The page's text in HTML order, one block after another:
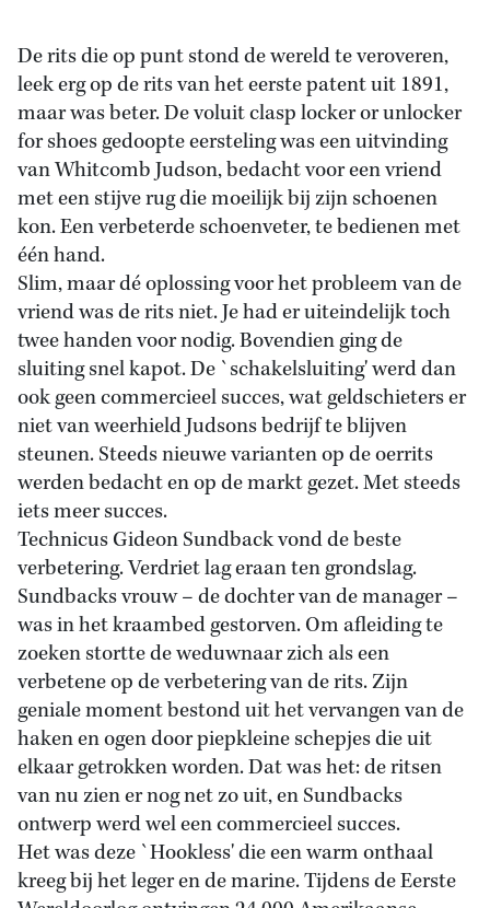
De rits die op punt stond de wereld te veroveren,
leek erg op de rits van het eerste patent uit 1891,
maar was beter. De voluit clasp locker or unlocker
for shoes gedoopte eersteling was een uitvinding
van Whitcomb Judson, bedacht voor een vriend
met een stijve rug die moeilijk bij zijn schoenen
kon. Een verbeterde schoenveter, te bedienen met
één hand.
Slim, maar dé oplossing voor het probleem van de
vriend was de rits niet. Je had er uiteindelijk toch
twee handen voor nodig. Bovendien ging de
sluiting snel kapot. De `schakelsluiting' werd dan
ook geen commercieel succes, wat geldschieters er
niet van weerhield Judsons bedrijf te blijven
steunen. Steeds nieuwe varianten op de oerrits
werden bedacht en op de markt gezet. Met steeds
iets meer succes.
Technicus Gideon Sundback vond de beste
verbetering. Verdriet lag eraan ten grondslag.
Sundbacks vrouw – de dochter van de manager –
was in het kraambed gestorven. Om afleiding te
zoeken stortte de weduwnaar zich als een
verbetene op de verbetering van de rits. Zijn
geniale moment bestond uit het vervangen van de
haken en ogen door piepkleine schepjes die uit
elkaar getrokken worden. Dat was het: de ritsen
van nu zien er nog net zo uit, en Sundbacks
ontwerp werd wel een commercieel succes.
Het was deze `Hookless' die een warm onthaal
kreeg bij het leger en de marine. Tijdens de Eerste